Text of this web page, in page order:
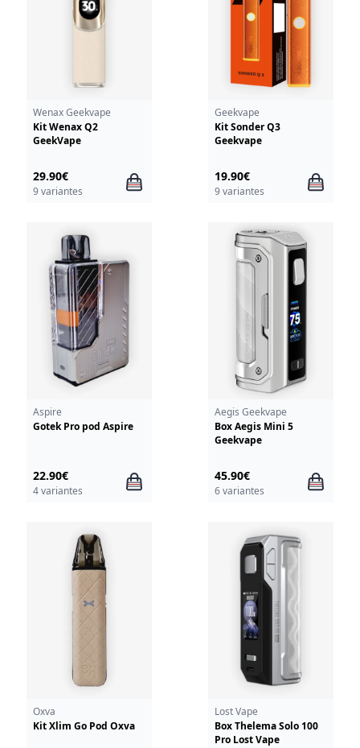
Wenax Geekvape
Kit Wenax Q2
GeekVape
29.90€
9 variantes
Geekvape
Kit Sonder Q3
Geekvape
19.90€
9 variantes
Aspire
Gotek Pro pod Aspire
22.90€
4 variantes
Aegis Geekvape
Box Aegis Mini 5
Geekvape
45.90€
6 variantes
Oxva
Kit Xlim Go Pod Oxva
Lost Vape
Box Thelema Solo 100
Pro Lost Vape